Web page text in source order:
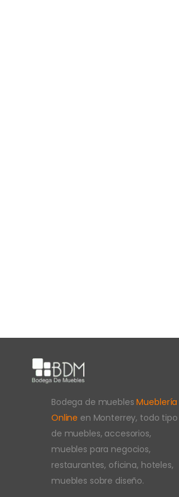
Bodega de mueblesMueblería
Online en Monterrey, todo tipo
de muebles, accesorios,
muebles para negocios,
restaurantes, oficina, hoteles,
muebles sobre diseño.